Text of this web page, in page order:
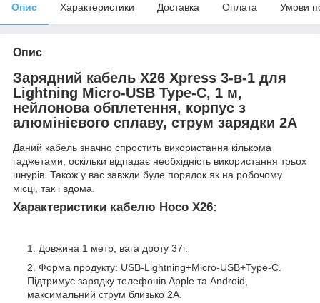
Опис Характеристики Доставка Оплата Умови
Опис
Зарядний кабель X26 Xpress 3-в-1 для
Lightning Micro-USB Type-C, 1 м,
нейлонова обплетення, корпус з
алюмінієвого сплаву, струм зарядки 2А
Даний кабель значно спростить використання кількома
гаджетами, оскільки відпадає необхідність використання трьох
шнурів. Також у вас завжди буде порядок як на робочому
місці, так і вдома.
Характеристики кабелю Hoco X26:
Довжина 1 метр, вага дроту 37г.
Форма продукту: USB-Lightning+Micro-USB+Type-C.
Підтримує зарядку телефонів Apple та Android,
максимальний струм близько 2А.